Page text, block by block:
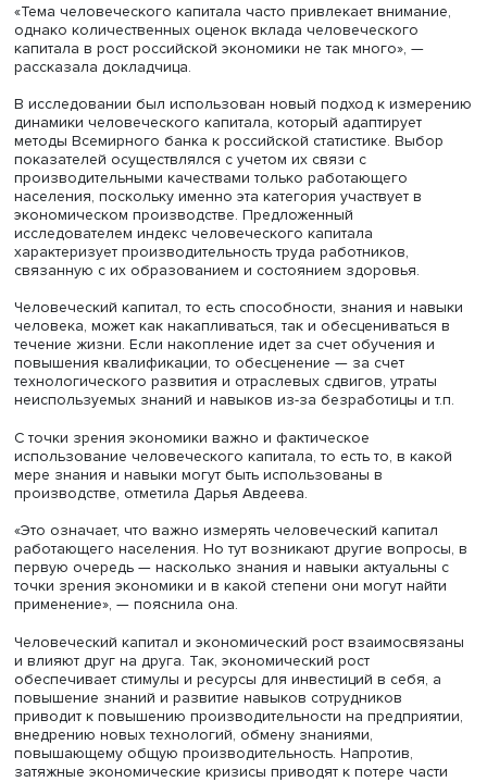
Дарья Авдеева
«Тема человеческого капитала часто привлекает
однако количественных оценок вклада человеческого
капитала в рост российской экономики не так много», —
рассказала докладчица.
В исследовании был использован новый подход к
динамики человеческого капитала, который адаптирует
методы Всемирного банка к российской статистике.
показателей осуществлялся с учетом их связи с
производительными качествами только работающего
населения, поскольку именно эта категория участвует в
экономическом производстве. Предложенный
исследователем индекс человеческого капитала
характеризует производительность труда работников,
связанную с их образованием и состоянием здоровья.
Человеческий капитал, то есть способности, знания и
человека, может как накапливаться, так и
течение жизни. Если накопление идет за счет
повышения квалификации, то обесценение — за счет
неиспользуемых знаний и навыков из-за безработицы
С точки зрения экономики важно и фактическое
использование человеческого капитала, то есть то, в
мере знания и навыки могут быть использованы в
производстве, отметила Дарья Авдеева.